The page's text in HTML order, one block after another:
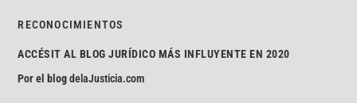
RECONOCIMIENTOS
ACCÉSIT AL BLOG JURÍDICO MÁS INFLUYENTE EN 2020
Por el blogdelaJusticia.com